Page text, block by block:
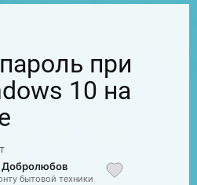
при
10 на
Добролюбов
бытовой техники